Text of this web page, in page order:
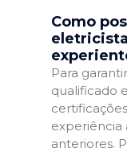
Como
Para
qualificado
experiência
anteriores.